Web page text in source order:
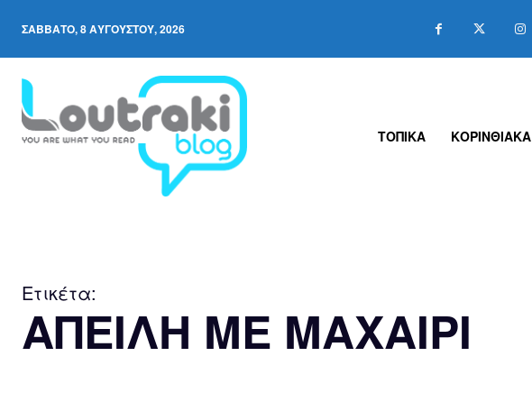
ΣΆΒΒΑΤΟ, 8 ΑΥΓΟΎΣΤΟΥ, 2026
ΤΟΠΙΚΑ ΚΟΡΙΝΘΙΑΚΑ
Ετικέτα:
ΑΠΕΙΛΗ ΜΕ ΜΑΧΑΙΡΙ